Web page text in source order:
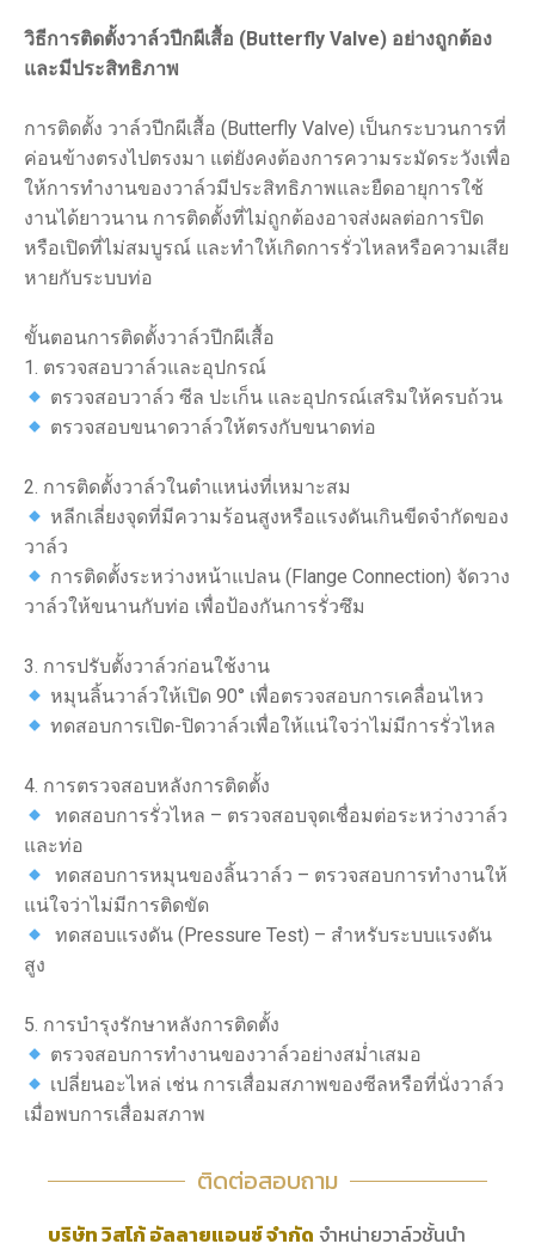
วิธีการติดตั้งวาล์วปีกผีเสื้อ (Butterfly Valve) อย่างถูกต้อง
และมีประสิทธิภาพ
การติดตั้ง วาล์วปีกผีเสื้อ (Butterfly Valve) เป็นกระบวนการที่
ค่อนข้างตรงไปตรงมา แต่ยังคงต้องการความระมัดระวังเพื่อ
ให้การทำงานของวาล์วมีประสิทธิภาพและยืดอายุการใช้
งานได้ยาวนาน การติดตั้งที่ไม่ถูกต้องอาจส่งผลต่อการปิด
หรือเปิดที่ไม่สมบูรณ์ และทำให้เกิดการรั่วไหลหรือความเสีย
หายกับระบบท่อ
ขั้นตอนการติดตั้งวาล์วปีกผีเสื้อ
1. ตรวจสอบวาล์วและอุปกรณ์
ตรวจสอบวาล์ว ซีล ปะเก็น และอุปกรณ์เสริมให้ครบถ้วน
ตรวจสอบขนาดวาล์วให้ตรงกับขนาดท่อ
2. การติดตั้งวาล์วในตำแหน่งที่เหมาะสม
หลีกเลี่ยงจุดที่มีความร้อนสูงหรือแรงดันเกินขีดจำกัดของ
วาล์ว
การติดตั้งระหว่างหน้าแปลน (Flange Connection) จัดวาง
วาล์วให้ขนานกับท่อ เพื่อป้องกันการรั่วซึม
3. การปรับตั้งวาล์วก่อนใช้งาน
หมุนลิ้นวาล์วให้เปิด 90° เพื่อตรวจสอบการเคลื่อนไหว
ทดสอบการเปิด-ปิดวาล์วเพื่อให้แน่ใจว่าไม่มีการรั่วไหล
4. การตรวจสอบหลังการติดตั้ง
ทดสอบการรั่วไหล – ตรวจสอบจุดเชื่อมต่อระหว่างวาล์ว
และท่อ
ทดสอบการหมุนของลิ้นวาล์ว – ตรวจสอบการทำงานให้
แน่ใจว่าไม่มีการติดขัด
ทดสอบแรงดัน (Pressure Test) – สำหรับระบบแรงดัน
สูง
5. การบำรุงรักษาหลังการติดตั้ง
ตรวจสอบการทำงานของวาล์วอย่างสม่ำเสมอ
เปลี่ยนอะไหล่ เช่น การเสื่อมสภาพของซีลหรือที่นั่งวาล์ว
เมื่อพบการเสื่อมสภาพ
ติดต่อสอบถาม
บริษัท วิสโก้ อัลลายแอนซ์ จำกัด จำหน่ายวาล์วชั้นนำ